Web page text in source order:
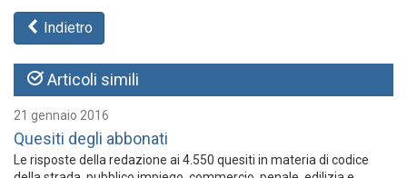
Indietro
Articoli simili
21 gennaio 2016
Quesiti degli abbonati
Le risposte della redazione ai 4.550 quesiti in materia di codice